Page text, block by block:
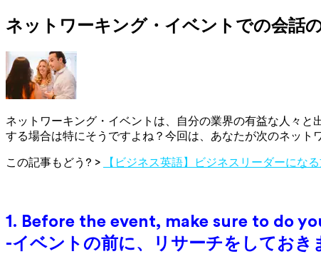
ネットワーキング・イベントでの会話
ネットワーキング・イベントは、自分の業界の有益な人々
する場合は特にそうですよね？今回は、あなたが次のネット
この記事もどう? > 【ビジネス英語】ビジネスリーダーにな
1. Before the event, make sure to do
-イベントの前に、リサーチをしておき